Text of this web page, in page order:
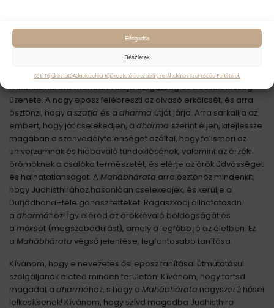
Elfogadás
Részletek
Süti TájékoztatóAdatkezelési tájékoztató és szabályzatÁltalános Szerződési Feltételek
örökkön tartó béke és halhatatlanság lesz osztályrészed.”
AMahábháratamondanivalója az igazság és becsületesség
üzenete. A nagy eposz felébreszti az olvasó erkölcsét, és arra
ösztönzi, hogy a szatja és a dharma útját járja. Arra sarkallja az
embert, hogy jót cselekedjen, a dharma szerint éljen, kifejlessze
magában a szenvedélytelenséget azáltal, hogy felismeri az
univerzumnak és hiábavaló tündöklésének, valamint az érzéki
örömöknek a csalóka természetét, és elérje az örök üdvösséget
és halhatatlanságot. A Mahábhárata arra ösztönöz mindenkit,
hogy Judhisthirához hasonlóan cselekedjék, és kerülje a
Durjódhana–féle gonosz tetteket. Ragaszkodj állhatatosan
a dharmához! Így eléred az örökkévaló boldogságát és
a móksát (megszabadulást), amely a legfőbb jó az életben. Ez
a Mahábhárata végső jelentése, legfontosabb tanítása.
Kívánom, hogy e nevezetes ősi eposz tanításai útmutatásul
szolgáljanak életed minden területén! Kívánom, hogy tartsd
magadat a dharmához, s hogy a Mahábhárata nagyszerű hősei
lelkesítsenek! Kívánom, hogy szívd magadba Judhisthira